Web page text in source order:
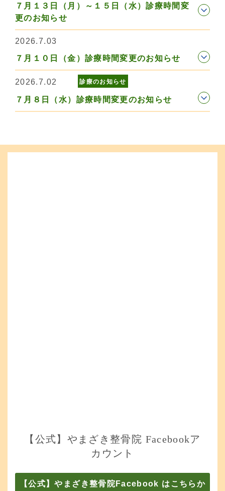
７月１３日（月）～１５日（水）診療時間変
更のお知らせ
2026.7.03
７月１０日（金）診療時間変更のお知らせ
2026.7.02 診療のお知らせ
７月８日（水）診療時間変更のお知らせ
【公式】やまざき整骨院 Facebookア
カウント
【公式】やまざき整骨院Facebook はこちらか